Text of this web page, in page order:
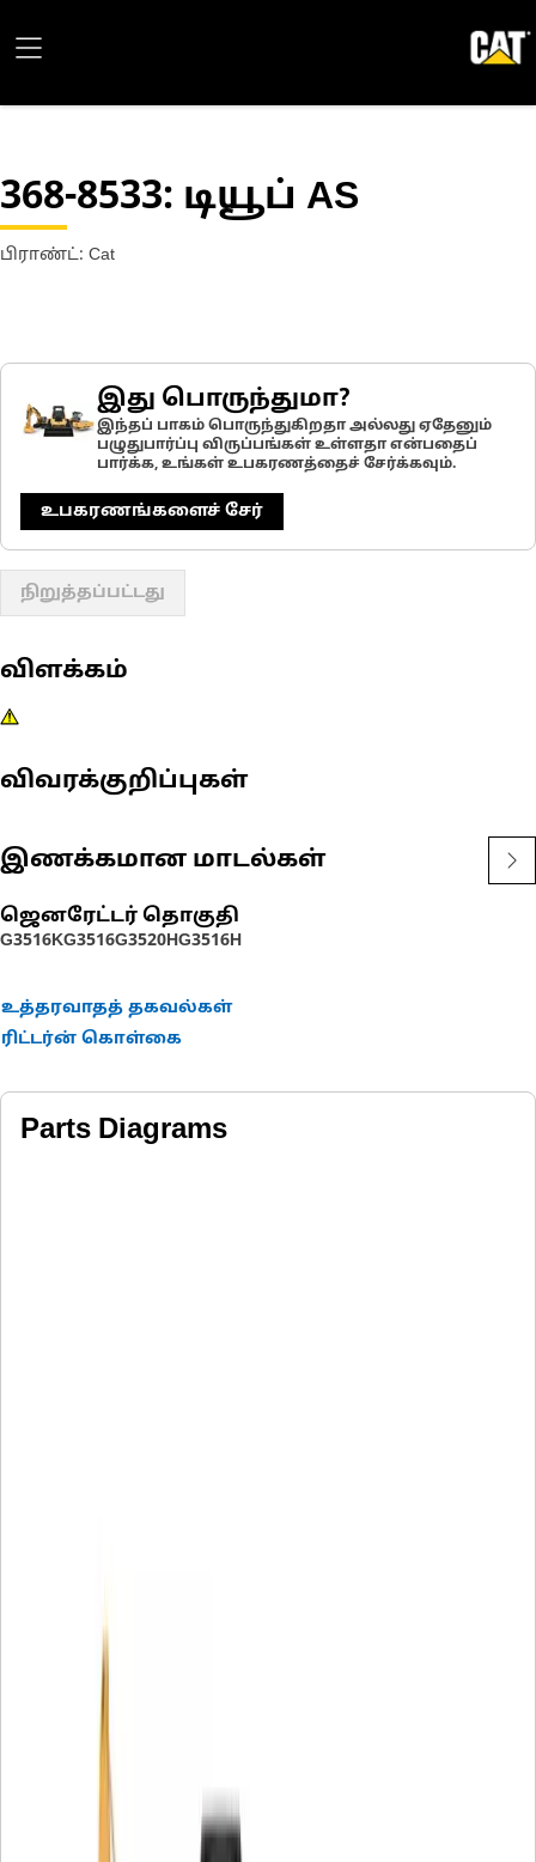
368-8533: டியூப் AS
பிராண்ட்: Cat
இது பொருந்துமா?
இந்தப் பாகம் பொருந்துகிறதா அல்லது ஏதேனும்
பழுதுபார்ப்பு விருப்பங்கள் உள்ளதா என்பதைப்
பார்க்க, உங்கள் உபகரணத்தைச் சேர்க்கவும்.
உபகரணங்களைச் சேர்
நிறுத்தப்பட்டது
விளக்கம்
விவரக்குறிப்புகள்
இணக்கமான மாடல்கள்
ஜெனரேட்டர் தொகுதி
G3516KG3516G3520HG3516H
உத்தரவாதத் தகவல்கள்
ரிட்டர்ன் கொள்கை
Parts Diagrams